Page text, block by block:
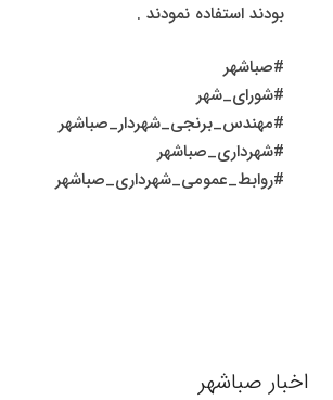
بودند استفاده نمودند .
#صباشهر
#شورای_شهر
#مهندس_برنجی_شهردار_صباشهر
#شهرداری_صباشهر
#روابط_عمومی_شهرداری_صباشهر
اخبار صباشهر